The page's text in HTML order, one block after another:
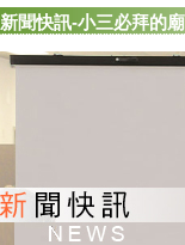
新聞快訊-小三必拜的